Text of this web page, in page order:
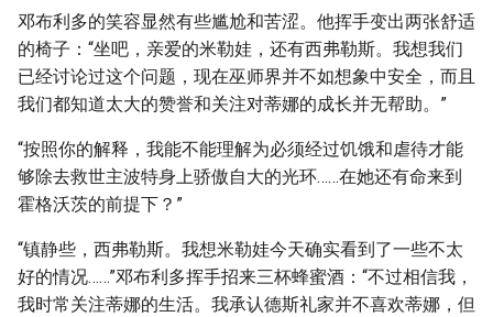
邓布利多的笑容显然有些尴尬和苦涩。他挥手变出两张舒适
的椅子：“坐吧，亲爱的米勒娃，还有西弗勒斯。我想我们
已经讨论过这个问题，现在巫师界并不如想象中安全，而且
我们都知道太大的赞誉和关注对蒂娜的成长并无帮助。”
“按照你的解释，我能不能理解为必须经过饥饿和虐待才能
够除去救世主波特身上骄傲自大的光环……在她还有命来到
霍格沃茨的前提下？”
“镇静些，西弗勒斯。我想米勒娃今天确实看到了一些不太
好的情况……”邓布利多挥手招来三杯蜂蜜酒：“不过相信我，
我时常关注蒂娜的生活。我承认德斯礼家并不喜欢蒂娜，但